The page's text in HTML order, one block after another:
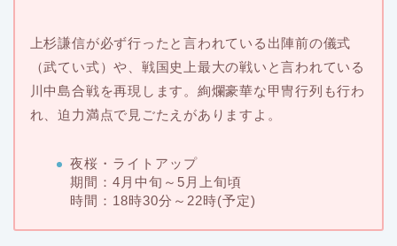
上杉謙信が必ず行ったと言われている出陣前の儀式
（武てい式）や、戦国史上最大の戦いと言われている
川中島合戦を再現します。絢爛豪華な甲冑行列も行わ
れ、迫力満点で見ごたえがありますよ。
夜桜・ライトアップ
期間：4月中旬～5月上旬頃
時間：18時30分～22時(予定)